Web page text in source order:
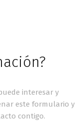
interesar y
este formulario y
contigo.